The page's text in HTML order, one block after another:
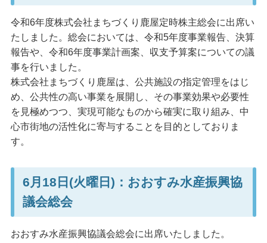
令和6年度株式会社まちづくり鹿屋定時株主総会に出席い
たしました。総会においては、令和5年度事業報告、決算
報告や、令和6年度事業計画案、収支予算案についての議
事を行いました。
株式会社まちづくり鹿屋は、公共施設の指定管理をはじ
め、公共性の高い事業を展開し、その事業効果や必要性
を見極めつつ、実現可能なものから確実に取り組み、中
心市街地の活性化に寄与することを目的としておりま
す。
6月18日(火曜日)：おおすみ水産振興協
議会総会
おおすみ水産振興協議会総会に出席いたしました。